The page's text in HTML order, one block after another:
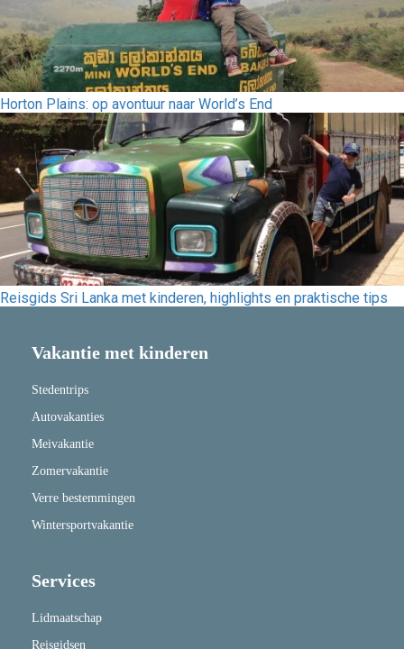
Horton Plains: op avontuur naar World’s End
Reisgids Sri Lanka met kinderen, highlights en praktische tips
Vakantie met kinderen
Stedentrips
Autovakanties
Meivakantie
Zomervakantie
Verre bestemmingen
Wintersportvakantie
Services
Lidmaatschap
Reisgidsen